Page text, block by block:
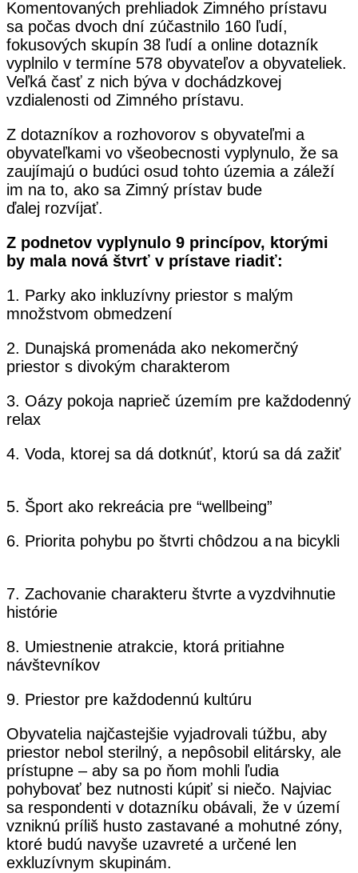
Komentovaných prehliadok Zimného prístavu
sa počas dvoch dní zúčastnilo 160 ľudí,
fokusových skupín 38 ľudí a online dotazník
vyplnilo v termíne 578 obyvateľov a obyvateliek.
Veľká časť z nich býva v dochádzkovej
vzdialenosti od Zimného prístavu.
Z dotazníkov a rozhovorov s obyvateľmi a
obyvateľkami vo všeobecnosti vyplynulo, že sa
zaujímajú o budúci osud tohto územia a záleží
im na to, ako sa Zimný prístav bude
ďalej rozvíjať.
Z podnetov vyplynulo 9 princípov, ktorými
by mala nová štvrť v prístave riadiť:
1. Parky ako inkluzívny priestor s malým
množstvom obmedzení
2. Dunajská promenáda ako nekomerčný
priestor s divokým charakterom
3. Oázy pokoja naprieč územím pre každodenný
relax
4. Voda, ktorej sa dá dotknúť, ktorú sa dá zažiť
5. Šport ako rekreácia pre “wellbeing”
6. Priorita pohybu po štvrti chôdzou a na bicykli
7. Zachovanie charakteru štvrte a vyzdvihnutie
histórie
8. Umiestnenie atrakcie, ktorá pritiahne
návštevníkov
9. Priestor pre každodennú kultúru
Obyvatelia najčastejšie vyjadrovali túžbu, aby
priestor nebol sterilný, a nepôsobil elitársky, ale
prístupne – aby sa po ňom mohli ľudia
pohybovať bez nutnosti kúpiť si niečo. Najviac
sa respondenti v dotazníku obávali, že v území
vzniknú príliš husto zastavané a mohutné zóny,
ktoré budú navyše uzavreté a určené len
exkluzívnym skupinám.